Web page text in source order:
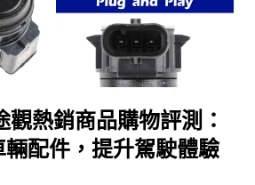
熱銷商品購物評測：
配件，提升駕駛體驗